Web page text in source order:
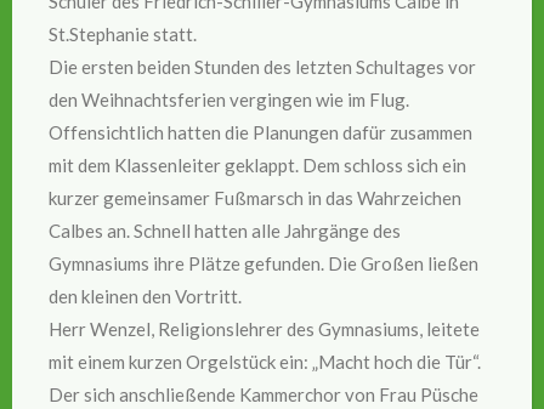
St.Stephanie statt.
Die ersten beiden Stunden des letzten Schultages vor
den Weihnachtsferien vergingen wie im Flug.
Offensichtlich hatten die Planungen dafür zusammen
mit dem Klassenleiter geklappt. Dem schloss sich ein
kurzer gemeinsamer Fußmarsch in das Wahrzeichen
Calbes an. Schnell hatten alle Jahrgänge des
Gymnasiums ihre Plätze gefunden. Die Großen ließen
den kleinen den Vortritt.
Herr Wenzel, Religionslehrer des Gymnasiums, leitete
mit einem kurzen Orgelstück ein: „Macht hoch die Tür“.
Der sich anschließende Kammerchor von Frau Püsche